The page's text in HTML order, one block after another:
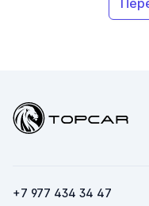
Topcar
+7 977 434 34 47